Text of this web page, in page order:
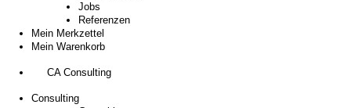
Jobs
Referenzen
Mein Merkzettel
Mein Warenkorb
CA Consulting
Consulting